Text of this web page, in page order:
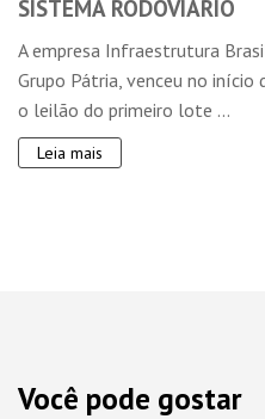
SISTEMA RODOVIÁRIO
A empresa Infraestrutura
Grupo Pátria, venceu no
o leilão do primeiro lote ...
Leia mais
Você pode gostar